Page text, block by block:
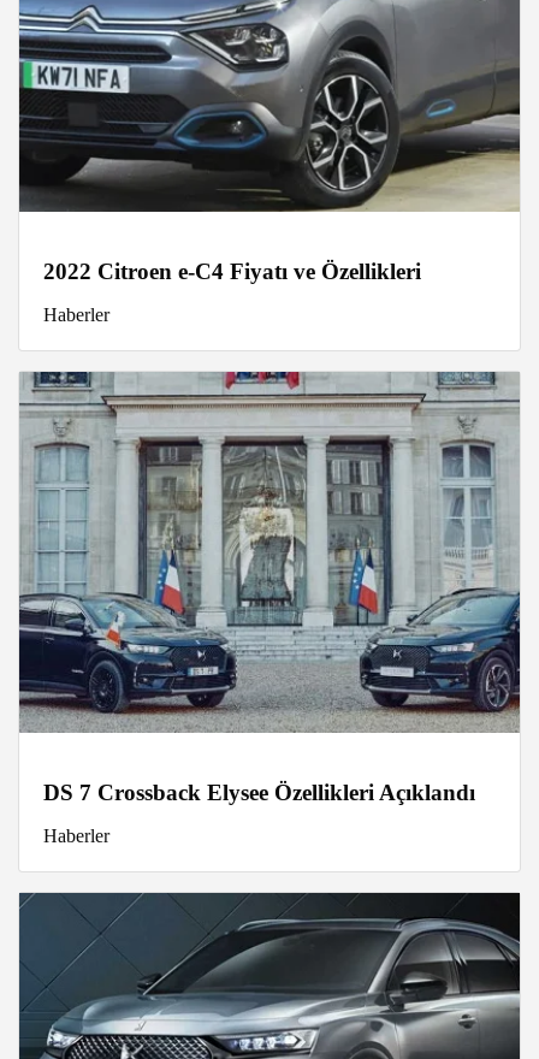
2022 Citroen e-C4 Fiyatı ve Özellikleri
Haberler
DS 7 Crossback Elysee Özellikleri Açıklandı
Haberler